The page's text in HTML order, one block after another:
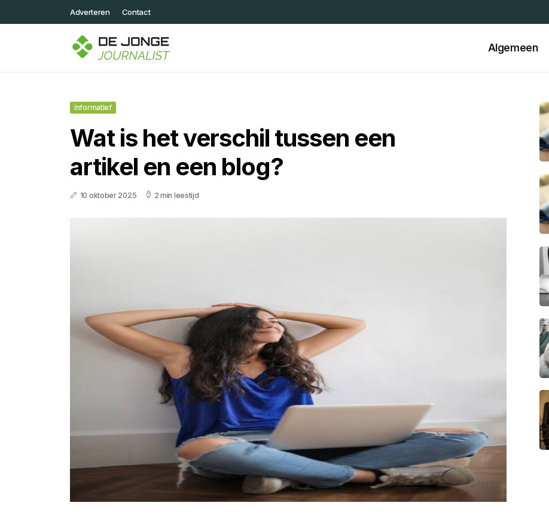
Adverteren Contact
Algemeen
Informatief
Wat is het verschil tussen een
artikel en een blog?
10 oktober 2025 2 min leestijd